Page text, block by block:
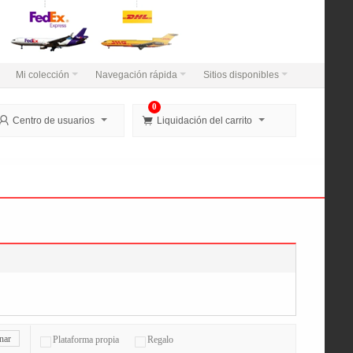
Mi colección Navegación rápida Sitios disponibles
 Centro de usuarios  Liquidación del carrito
0
Plataforma propia Regalo